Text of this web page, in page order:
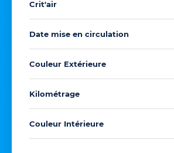
Crit'air
Date mise en circulation
Couleur Extérieure
Kilométrage
Couleur Intérieure